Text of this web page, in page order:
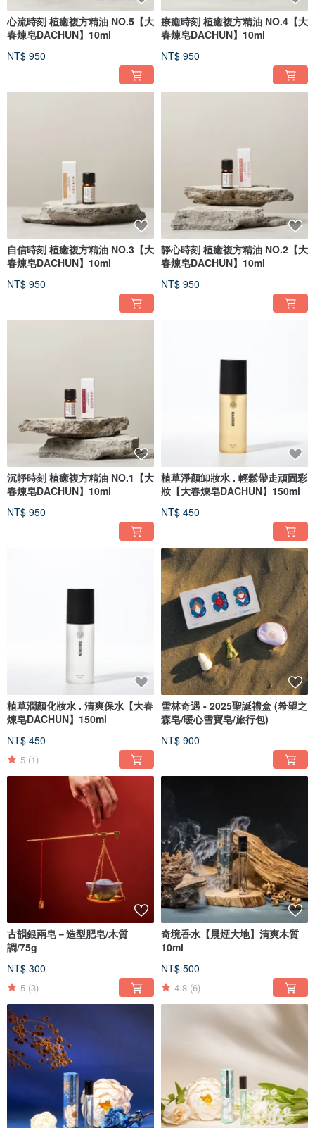
心流時刻 植癒複方精油 NO.5【大
春煉皂DACHUN】10ml
NT$ 950
療癒時刻 植癒複方精油 NO.4【大
春煉皂DACHUN】10ml
NT$ 950
自信時刻 植癒複方精油 NO.3【大
春煉皂DACHUN】10ml
NT$ 950
靜心時刻 植癒複方精油 NO.2【大
春煉皂DACHUN】10ml
NT$ 950
沉靜時刻 植癒複方精油 NO.1【大
春煉皂DACHUN】10ml
NT$ 950
植草淨顏卸妝水 . 輕鬆帶走頑固彩
妝【大春煉皂DACHUN】150ml
NT$ 450
植草潤顏化妝水 . 清爽保水【大春
煉皂DACHUN】150ml
NT$ 450
5 (1)
雪林奇遇 - 2025聖誕禮盒 (希望之
森皂/暖心雪寶皂/旅行包)
NT$ 900
古韻銀兩皂－造型肥皂/木質
調/75g
NT$ 300
5 (3)
奇境香水【晨煙大地】清爽木質
10ml
NT$ 500
4.8 (6)